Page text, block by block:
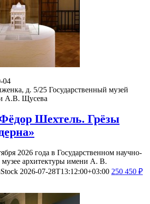
04
д. 5/25 Государственный музей
А.В. Щусева
Шехтель. Грёзы
2026 года в Государственном научно-
музее архитектуры имени А. В.
2026-07-28T13:12:00+03:00 250 450 ₽